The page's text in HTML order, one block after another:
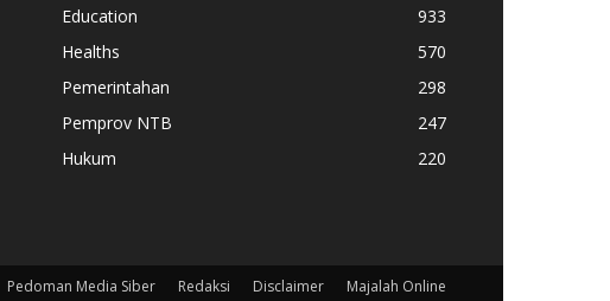
Education
933
Healths
570
Pemerintahan
298
Pemprov NTB
247
Hukum
220
Pedoman Media Siber Redaksi Disclaimer Majalah Online